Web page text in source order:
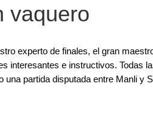
vaquero
experto de finales, el gran
interesantes e instructivos. Todas
una partida disputada entre Manli y